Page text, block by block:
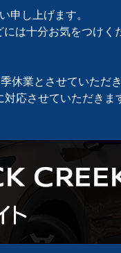
申し上げます。
は十分お気をつけく
休業とさせていただき
応させていただきま